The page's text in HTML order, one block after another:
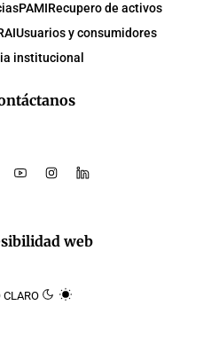
web
CLARO
PAMIRecupero de activos
Usuarios y consumidores
institucional